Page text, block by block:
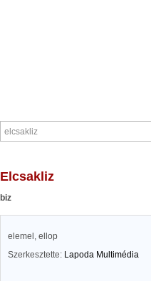
elcsakliz
biz
elemel, ellop
Szerkesztette: Lapoda Multimédia